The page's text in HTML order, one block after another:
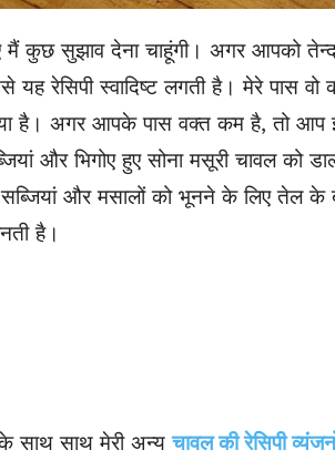
मैं कुछ सुझाव देना चाहूंगी। अगर आपको
रेसिपी स्वादिष्ट लगती है। मेरे पास
है। अगर आपके पास वक्त कम है, तो
और भिगोए हुए सोना मसूरी चावल को
और मसालों को भूनने के लिए तेल के
है।
साथ साथ मेरी अन्यचावल की रेसिपी